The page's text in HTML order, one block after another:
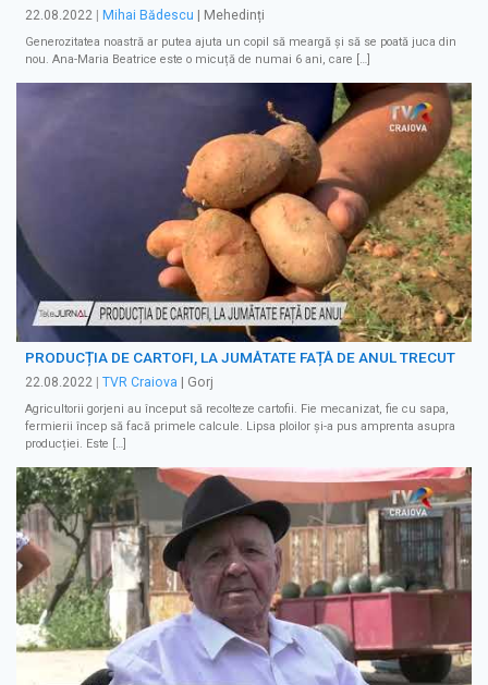
22.08.2022 Mihai Bădescu | Mehedinți
Generozitatea noastră ar putea ajuta un copil să meargă și să se poată juca din
nou. Ana-Maria Beatrice este o micuță de numai 6 ani, care […]
PRODUCȚIA DE CARTOFI, LA JUMĂTATE FAȚĂ DE ANUL TRECUT
22.08.2022 | TVR Craiova | Gorj
Agricultorii gorjeni au început să recolteze cartofii. Fie mecanizat, fie cu sapa,
fermierii încep să facă primele calcule. Lipsa ploilor și-a pus amprenta asupra
producției. Este […]